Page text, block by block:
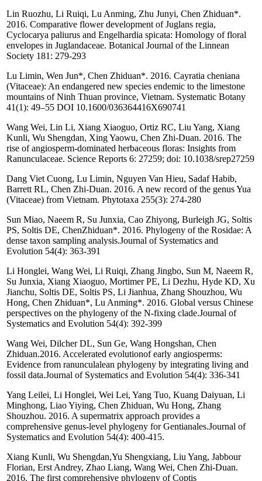
Lin Ruozhu, Li Ruiqi, Lu Anming, Zhu Junyi, Chen Zhiduan*.
2016. Comparative flower development of Juglans regia,
Cyclocarya paliurus and Engelhardia spicata: Homology of floral
envelopes in Juglandaceae. Botanical Journal of the Linnean
Society 181: 279-293
Lu Limin, Wen Jun*, Chen Zhiduan*. 2016. Cayratia cheniana
(Vitaceae): An endangered new species endemic to the limestone
mountains of Ninh Thuan province, Vietnam. Systematic Botany
41(1): 49–55 DOI 10.1600/036364416X690741
Wang Wei, Lin Li, Xiang Xiaoguo, Ortiz RC, Liu Yang, Xiang
Kunli, Wu Shengdan, Xing Yaowu, Chen Zhi-Duan. 2016. The
rise of angiosperm-dominated herbaceous floras: Insights from
Ranunculaceae. Science Reports 6: 27259; doi: 10.1038/srep27259
Dang Viet Cuong, Lu Limin, Nguyen Van Hieu, Sadaf Habib,
Barrett RL, Chen Zhi-Duan. 2016. A new record of the genus Yua
(Vitaceae) from Vietnam. Phytotaxa 255(3): 274-280
Sun Miao, Naeem R, Su Junxia, Cao Zhiyong, Burleigh JG, Soltis
PS, Soltis DE, ChenZhiduan*. 2016. Phylogeny of the Rosidae: A
dense taxon sampling analysis.Journal of Systematics and
Evolution 54(4): 363-391
Li Honglei, Wang Wei, Li Ruiqi, Zhang Jingbo, Sun M, Naeem R,
Su Junxia, Xiang Xiaoguo, Mortimer PE, Li Dezhu, Hyde KD, Xu
Jianchu, Soltis DE, Soltis PS, Li Jianhua, Zhang Shouzhou, Wu
Hong, Chen Zhiduan*, Lu Anming*. 2016. Global versus Chinese
perspectives on the phylogeny of the N-fixing clade.Journal of
Systematics and Evolution 54(4): 392-399
Wang Wei, Dilcher DL, Sun Ge, Wang Hongshan, Chen
Zhiduan.2016. Accelerated evolutionof early angiosperms:
Evidence from ranunculalean phylogeny by integrating living and
fossil data.Journal of Systematics and Evolution 54(4): 336-341
Yang Leilei, Li Honglei, Wei Lei, Yang Tuo, Kuang Daiyuan, Li
Minghong, Liao Yiying, Chen Zhiduan, Wu Hong, Zhang
Shouzhou. 2016. A supermatrix approach provides a
comprehensive genus-level phylogeny for Gentianales.Journal of
Systematics and Evolution 54(4): 400-415.
Xiang Kunli, Wu Shengdan,Yu Shengxiang, Liu Yang, Jabbour
Florian, Erst Andrey, Zhao Liang, Wang Wei, Chen Zhi-Duan.
2016. The first comprehensive phylogeny of Coptis